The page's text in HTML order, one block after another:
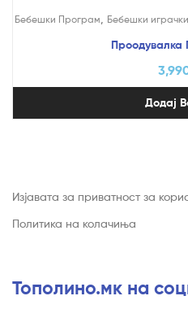
Бебешки Програм Бебешки играчки
Проодувалка
Додај
Изјавата за приватност за
Политика на колачиња
Тополино.мк на